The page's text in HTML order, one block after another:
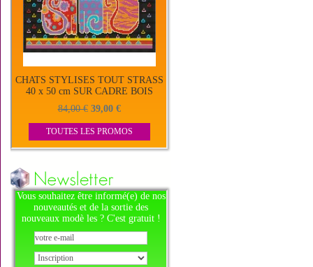
CHATS STYLISES TOUT STRASS
40 x 50 cm SUR CADRE BOIS
84,00 € 39,00 €
TOUTES LES PROMOS
Vous souhaitez être informé(e) de nos
nouveautés et de la sortie des
nouveaux modè les ? C'est gratuit !